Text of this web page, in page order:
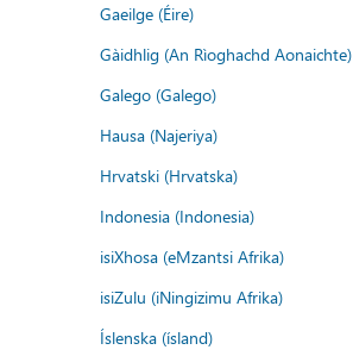
Gaeilge (Éire)
Gàidhlig (An Rìoghachd Aonaichte)
Galego (Galego)
Hausa (Najeriya)
Hrvatski (Hrvatska)
Indonesia (Indonesia)
isiXhosa (eMzantsi Afrika)
isiZulu (iNingizimu Afrika)
Íslenska (ísland)